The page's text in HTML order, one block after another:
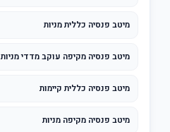
מיטב פנסיה כללית מניות
מיטב פנסיה מקיפה עוקב מדדי מניות
מיטב פנסיה כללית קיימות
מיטב פנסיה מקיפה מניות